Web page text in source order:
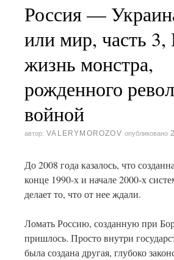
Россия —
или мир, часть 3,
жизнь монстра,
рожденного
войной
автор: VALERYMOROZOV опубликовано
До 2008 года казалось, что
конце 1990-х и начале 2000-х
делает то, что от нее ждали.
Ломать Россию, созданную при
пришлось. Просто внутри
была создана другая, глубоко